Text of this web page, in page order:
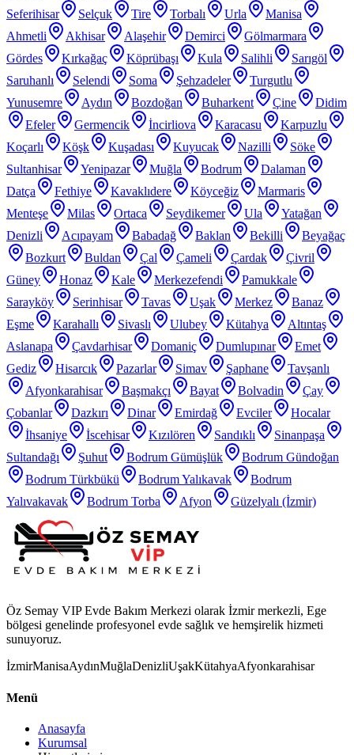
Seferihisar
Selçuk Tire Torbalı Urla
Manisa
Ahmetli
Akhisar Alaşehir Demirci
Gölmarmara
Gördes
Kırkağaç Köprübaşı Kula Salihli
Sarıgöl
Saruhanlı
Selendi Soma Şehzadeler
Turgutlu
Yunusemre
Aydın Bozdoğan Buharkent Çine
Didim
Efeler
Germencik İncirliova Karacasu
Karpuzlu
Koçarlı
Köşk Kuşadası Kuyucak Nazilli
Söke
Sultanhisar
Yenipazar Muğla Bodrum
Dalaman
Datça
Fethiye Kavaklıdere Köyceğiz
Marmaris
Menteşe
Milas Ortaca Seydikemer Ula
Yatağan
Denizli
Acıpayam Babadağ Baklan Bekilli
Beyağaç
Bozkurt
Buldan Çal Çameli Çardak
Çivril
Güney
Honaz Kale Merkezefendi
Pamukkale
Sarayköy
Serinhisar Tavas Uşak Merkez
Banaz
Eşme
Karahallı Sivaslı Ulubey Kütahya
Altıntaş
Aslanapa
Çavdarhisar Domaniç Dumlupınar
Emet
Gediz
Hisarcık Pazarlar Simav Şaphane
Tavşanlı
Afyonkarahisar
Başmakçı Bayat Bolvadin
Çay
Çobanlar
Dazkırı Dinar Emirdağ Evciler
Hocalar
İhsaniye
İscehisar Kızılören Sandıklı
Sinanpaşa
Sultandağı
Şuhut Bodrum Gümüşlük
Bodrum Gündoğan
Bodrum Türkbükü
Bodrum Yalıkavak
Bodrum
Yalıvakavak
Bodrum Torba Afyon Güzelyalı (İzmir)
Öz Semay VIP Evde Bakım Merkezi olarak İzmir merkezli, Ege
bölgesi genelinde profesyonel evde sağlık ve hemşirelik hizmeti
sunuyoruz.
İzmirManisaAydınMuğlaDenizliUşakKütahyaAfyonkarahisar
Menü
Anasayfa
Kurumsal